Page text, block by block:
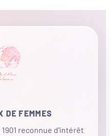
DE FEMMES
reconnue d'intérêt